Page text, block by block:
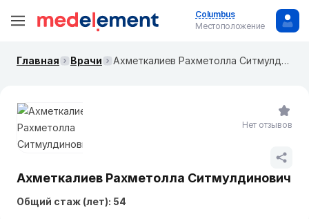
Columbus
Местоположение
Главная Врачи Ахметкалиев Рахметолла Ситмулдинович
Ахметкалиев Рахметолла Ситмулдинович
Общий стаж (лет): 54
Нет отзывов